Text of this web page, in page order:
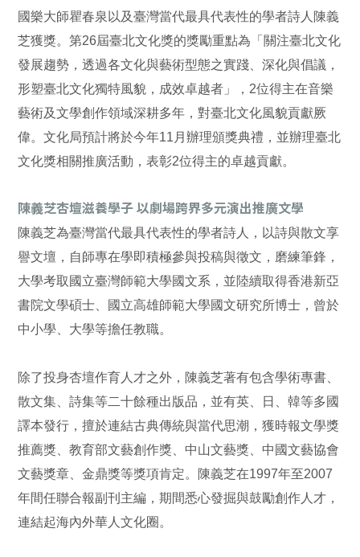
國樂大師瞿春泉以及臺灣當代最具代表性的學者詩人陳義
芝獲獎。第26屆臺北文化獎的獎勵重點為「關注臺北文化
發展趨勢，透過各文化與藝術型態之實踐、深化與倡議，
形塑臺北文化獨特風貌，成效卓越者」，2位得主在音樂
藝術及文學創作領域深耕多年，對臺北文化風貌貢獻厥
偉。文化局預計將於今年11月辦理頒獎典禮，並辦理臺北
文化獎相關推廣活動，表彰2位得主的卓越貢獻。
陳義芝杏壇滋養學子 以劇場跨界多元演出推廣文學
陳義芝為臺灣當代最具代表性的學者詩人，以詩與散文享
譽文壇，自師專在學即積極參與投稿與徵文，磨練筆鋒，
大學考取國立臺灣師範大學國文系，並陸續取得香港新亞
書院文學碩士、國立高雄師範大學國文研究所博士，曾於
中小學、大學等擔任教職。
除了投身杏壇作育人才之外，陳義芝著有包含學術專書、
散文集、詩集等二十餘種出版品，並有英、日、韓等多國
譯本發行，擅於連結古典傳統與當代思潮，獲時報文學獎
推薦獎、教育部文藝創作獎、中山文藝獎、中國文藝協會
文藝獎章、金鼎獎等獎項肯定。陳義芝在1997年至2007
年間任聯合報副刊主編，期間悉心發掘與鼓勵創作人才，
連結起海內外華人文化圈。